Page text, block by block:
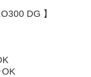
DG 】
OK